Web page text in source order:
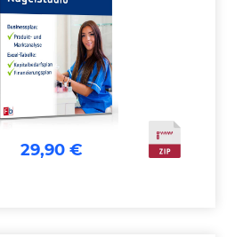
29,90 €